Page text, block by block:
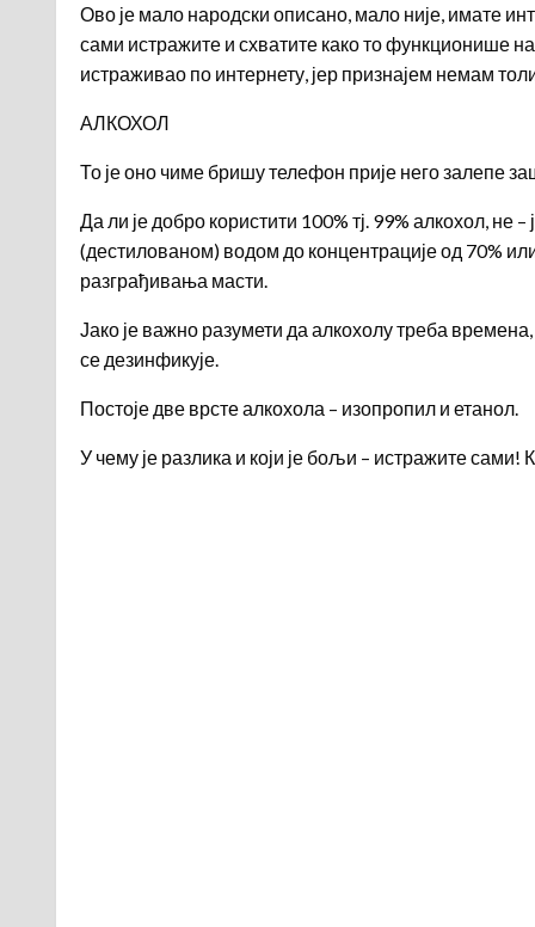
Ово је мало народски описано, мало није, имате
сами истражите и схватите како то функционише
истраживао по интернету, јер признајем немам
АЛКОХОЛ
То је оно чиме бришу телефон прије него залепе
Да ли је добро користити 100% тј. 99% алкохол,
(дестилованом) водом до концентрације од 70%
разграђивања масти.
Јако је важно разумети да алкохолу треба
се дезинфикује.
Постоје две врсте алкохола – изопропил и етанол.
У чему је разлика и који је бољи – истражите